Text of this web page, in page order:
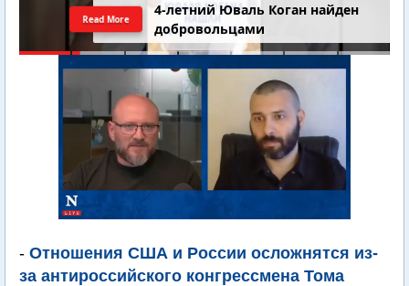
4-летний Юваль Коган найден
добровольцами
Read More
- Отношения США и России осложнятся из-
за антироссийского конгрессмена Тома